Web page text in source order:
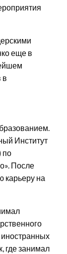
еще в
в
Институт
по
После
карьеру на
где занимал